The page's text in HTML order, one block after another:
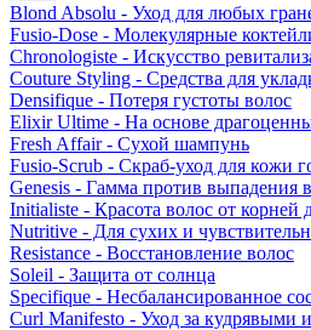
Blond Absolu - Уход для любых
Fusio-Dose - Молекулярные
Chronologiste - Искусство
Couture Styling - Средства для
Densifique - Потеря густоты волос
Elixir Ultime - На основе
Fresh Affair - Сухой шампунь
Fusio-Scrub - Скраб-уход для кожи
Genesis - Гамма против выпадения
Initialiste - Красота волос от корней
Nutritive - Для сухих и
Resistance - Восстановление волос
Soleil - Защита от солнца
Specifique - Несбалансированное
Curl Manifesto - Уход за кудрявыми